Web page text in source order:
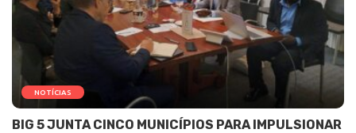
NOTÍCIAS
BIG 5 JUNTA CINCO MUNICÍPIOS PARA IMPULSIONAR